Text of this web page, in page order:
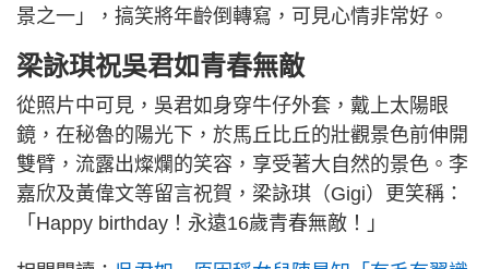
景之一」，搞笑將年齡倒轉寫，可見心情非常好。
梁詠琪祝吳君如青春無敵
從照片中可見，吳君如身穿牛仔外套，戴上太陽眼
鏡，在秘魯的陽光下，於馬丘比丘的壯觀景色前伸開
雙臂，流露出燦爛的笑容，享受著大自然的景色。李
嘉欣及黃偉文等留言祝賀，梁詠琪（Gigi）更笑稱：
「Happy birthday！永遠16歲青春無敵！」